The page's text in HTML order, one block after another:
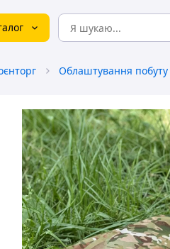
Облаштування побуту